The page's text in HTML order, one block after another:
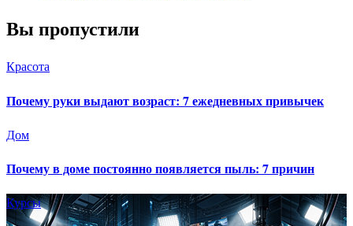
Вы пропустили
Красота
Почему руки выдают возраст: 7 ежедневных привычек
Дом
Почему в доме постоянно появляется пыль: 7 причин
Курсы